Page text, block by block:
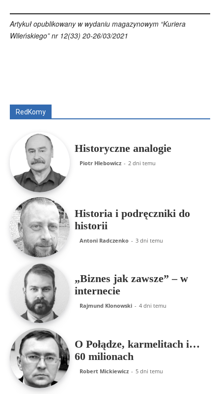
Artykuł opublikowany w wydaniu magazynowym “Kuriera
Wileńskiego” nr 12(33) 20-26/03/2021
RedKomy
Historyczne analogie
Piotr Hlebowicz - 2 dni temu
Historia i podręczniki do
historii
Antoni Radczenko - 3 dni temu
„Biznes jak zawsze” – w
internecie
Rajmund Klonowski - 4 dni temu
O Połądze, karmelitach i…
60 milionach
Robert Mickiewicz - 5 dni temu